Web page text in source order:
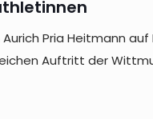
Pria Heitmann auf
Auftritt der